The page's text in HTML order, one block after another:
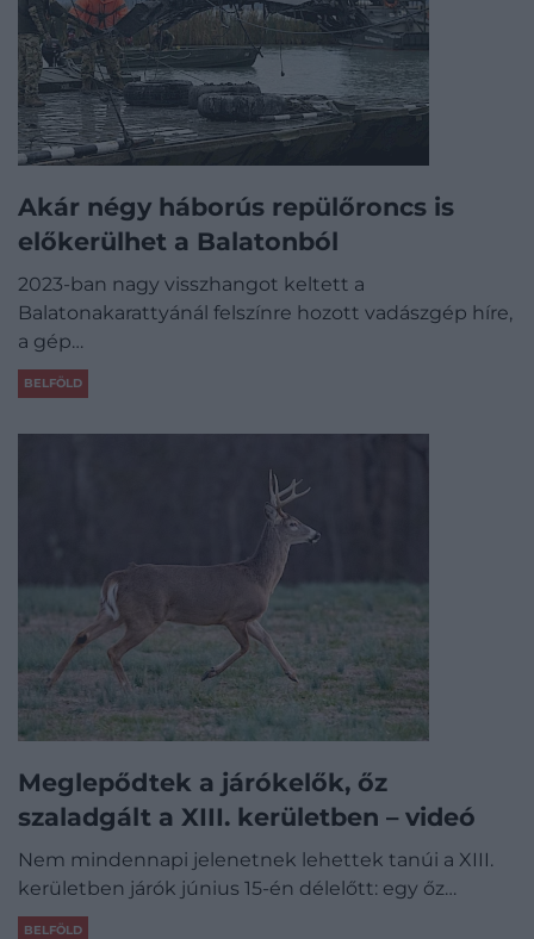
Akár négy háborús repülőroncs is
előkerülhet a Balatonból
2023-ban nagy visszhangot keltett a
Balatonakarattyánál felszínre hozott vadászgép híre,
a gép…
BELFÖLD
Meglepődtek a járókelők, őz
szaladgált a XIII. kerületben – videó
Nem mindennapi jelenetnek lehettek tanúi a XIII.
kerületben járók június 15-én délelőtt: egy őz…
BELFÖLD